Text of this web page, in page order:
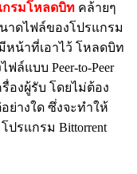
กรมโหลดบิท คล้ายๆ
าดไฟล์ของโปรแกรม
หน้าที่เอาไว้ โหลดบิท
ล์แบบ Peer-to-Peer
รื่องผู้รับ โดยไม่ต้อง
ย่างใด ซึ่งจะทำให้
ปรแกรม Bittorrent